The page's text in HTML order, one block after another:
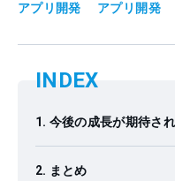
アプリ開発 アプリ開発
INDEX
今後の成長が期待さ
まとめ